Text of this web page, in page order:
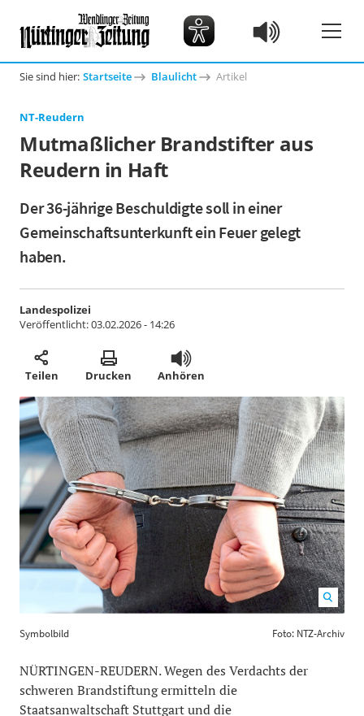
Sie sind hier: Startseite Blaulicht Artikel
NT-Reudern
Mutmaßlicher Brandstifter aus
Reudern in Haft
Der 36-jährige Beschuldigte soll in einer
Gemeinschaftsunterkunft ein Feuer gelegt
haben.
Landespolizei
Veröffentlicht:03.02.2026 - 14:26
Teilen Drucken Anhören
Symbolbild Foto: NTZ-Archiv
NÜRTINGEN-REUDERN. Wegen des Verdachts der
schweren Brandstiftung ermitteln die
Staatsanwaltschaft Stuttgart und die